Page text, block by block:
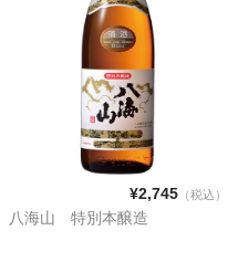
¥2,745（税込）
八海山 特別本醸造